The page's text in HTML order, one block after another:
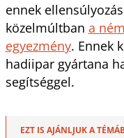
ennek
közelmúltban a
egyezmény. Ennek
hadiipar gyártana
segítséggel.
EZT IS AJÁNLJUK A